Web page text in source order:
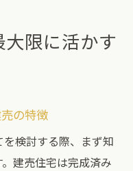
限に活かす
の特徴
検討する際、まず知
建売住宅は完成済み